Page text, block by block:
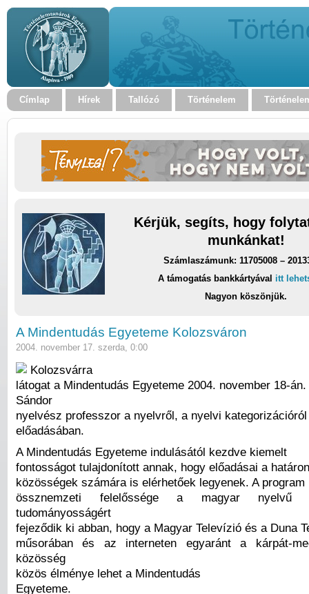
Címlap Hírek Tallózó Történelem
Kérjük, segíts, hogy
munkánkat!
Számlaszámunk: 11705008 –
A támogatás bankkártyával itt
Nagyon köszönjük.
A Mindentudás Egyeteme Kolozsváron
2004. november 17. szerda, 0:00
Kolozsvárra
látogat a Mindentudás Egyeteme 2004. november 18-
Sándor
nyelvész professzor a nyelvről, a nyelvi
előadásában.
A Mindentudás Egyeteme indulásától kezdve kiemelt
fontosságot tulajdonított annak, hogy előadásai a
közösségek számára is elérhetőek legyenek. A program
össznemzeti felelőssége a magyar nyelvű
tudományosságért
fejeződik ki abban, hogy a Magyar Televízió és a Duna
műsorában és az interneten egyaránt a kárpát-
közösség
közös élménye lehet a Mindentudás
Egyeteme.